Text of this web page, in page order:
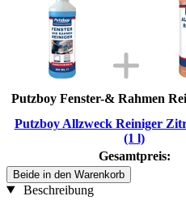
Putzboy Fenster-& Rahmen
Putzboy Allzweck Reiniger
(1 l)
Gesamtpreis:
Beide in den Warenkorb
Beschreibung